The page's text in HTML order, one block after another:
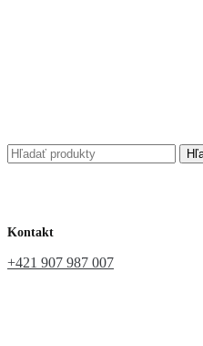
Kontakt
+421 907 987 007